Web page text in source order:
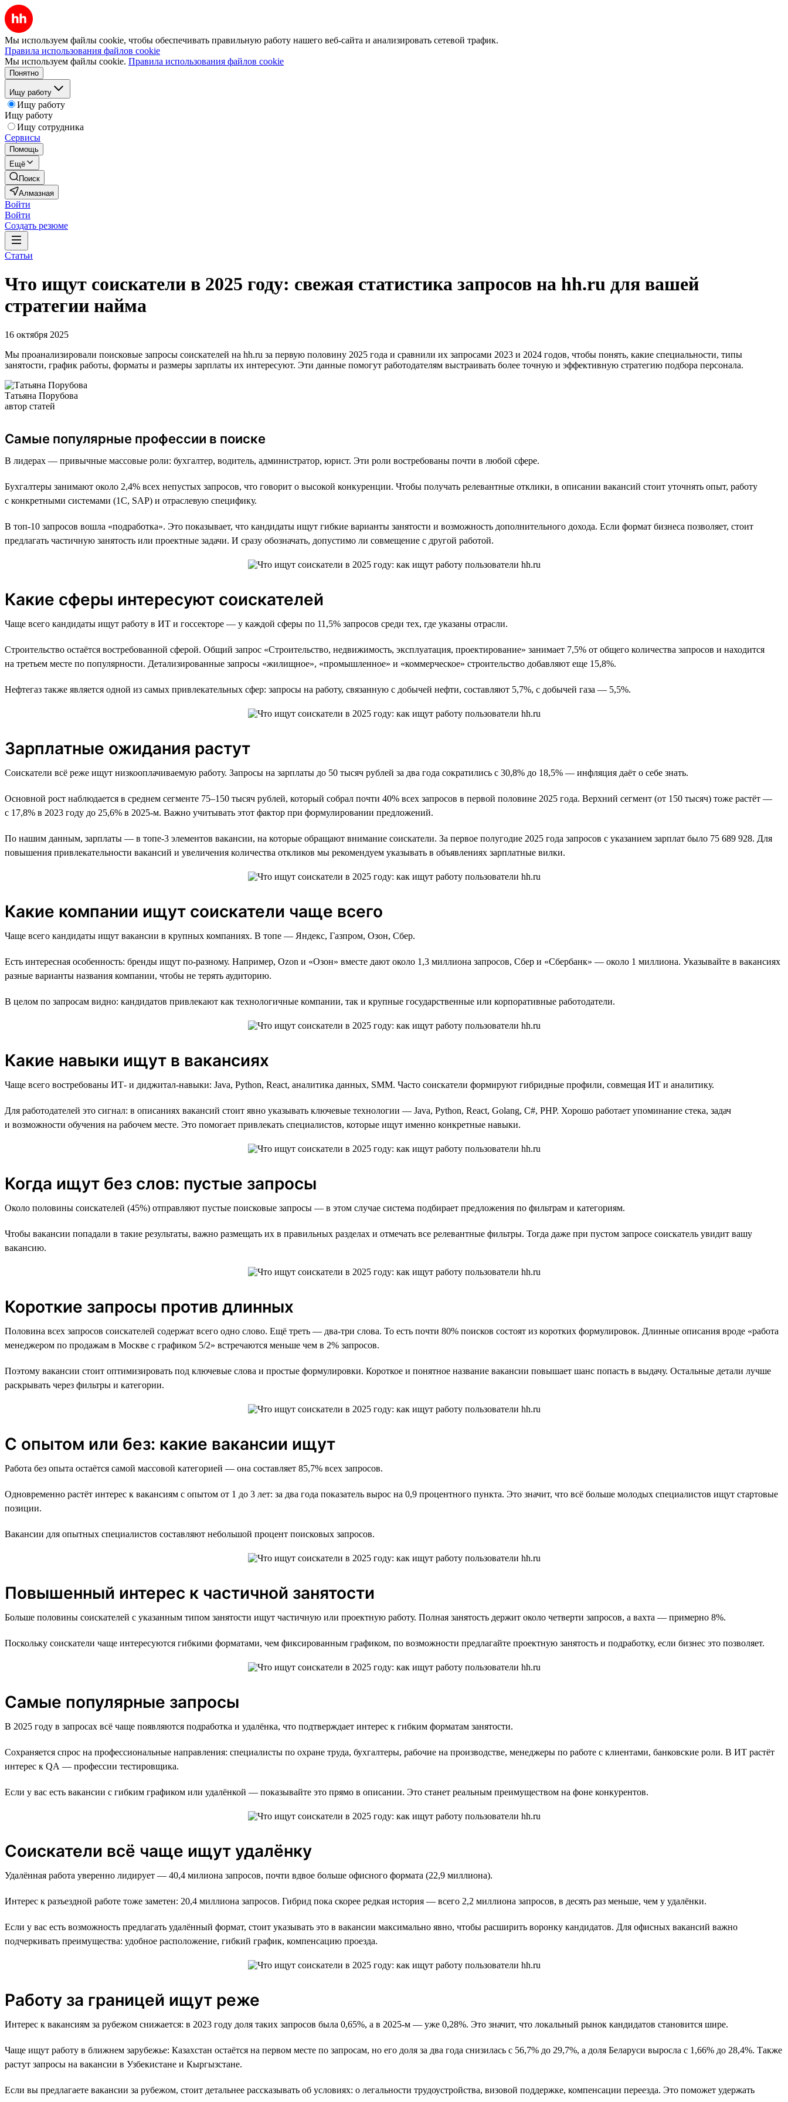
Мы используем файлы cookie, чтобы обеспечивать правильную работу нашего веб-сайта и анализировать сетевой трафик.
Правила использования файлов cookie
Мы используем файлы cookie. Правила использования файлов cookie
Понятно
Ищу работу
Ищу работу
Ищу работу
Ищу сотрудника
Сервисы
Помощь
Ещё
Поиск
Алмазная
Войти
Войти
Создать резюме
Статьи
Что ищут соискатели в 2025 году: свежая статистика запросов на hh.ru для вашей
стратегии найма
16 октября 2025
Мы проанализировали поисковые запросы соискателей на hh.ru за первую половину 2025 года и сравнили их запросами 2023 и 2024 годов, чтобы понять, какие специальности, типы
занятости, график работы, форматы и размеры зарплаты их интересуют. Эти данные помогут работодателям выстраивать более точную и эффективную стратегию подбора персонала.
Татьяна Порубова
автор статей
Самые популярные профессии в поиске
В лидерах — привычные массовые роли: бухгалтер, водитель, администратор, юрист. Эти роли востребованы почти в любой сфере.
Бухгалтеры занимают около 2,4% всех непустых запросов, что говорит о высокой конкуренции. Чтобы получать релевантные отклики, в описании вакансий стоит уточнять опыт, работу
с конкретными системами (1С, SAP) и отраслевую специфику.
В топ-10 запросов вошла «подработка». Это показывает, что кандидаты ищут гибкие варианты занятости и возможность дополнительного дохода. Если формат бизнеса позволяет, стоит
предлагать частичную занятость или проектные задачи. И сразу обозначать, допустимо ли совмещение с другой работой.
Какие сферы интересуют соискателей
Чаще всего кандидаты ищут работу в ИТ и госсекторе — у каждой сферы по 11,5% запросов среди тех, где указаны отрасли.
Строительство остаётся востребованной сферой. Общий запрос «Строительство, недвижимость, эксплуатация, проектирование» занимает 7,5% от общего количества запросов и находится
на третьем месте по популярности. Детализированные запросы «жилищное», «промышленное» и «коммерческое» строительство добавляют еще 15,8%.
Нефтегаз также является одной из самых привлекательных сфер: запросы на работу, связанную с добычей нефти, составляют 5,7%, с добычей газа — 5,5%.
Зарплатные ожидания растут
Соискатели всё реже ищут низкооплачиваемую работу. Запросы на зарплаты до 50 тысяч рублей за два года сократились с 30,8% до 18,5% — инфляция даёт о себе знать.
Основной рост наблюдается в среднем сегменте 75–150 тысяч рублей, который собрал почти 40% всех запросов в первой половине 2025 года. Верхний сегмент (от 150 тысяч) тоже растёт —
с 17,8% в 2023 году до 25,6% в 2025-м. Важно учитывать этот фактор при формулировании предложений.
По нашим данным, зарплаты — в топе-3 элементов вакансии, на которые обращают внимание соискатели. За первое полугодие 2025 года запросов с указанием зарплат было 75 689 928. Для
повышения привлекательности вакансий и увеличения количества откликов мы рекомендуем указывать в объявлениях зарплатные вилки.
Какие компании ищут соискатели чаще всего
Чаще всего кандидаты ищут вакансии в крупных компаниях. В топе — Яндекс, Газпром, Озон, Сбер.
Есть интересная особенность: бренды ищут по-разному. Например, Ozon и «Озон» вместе дают около 1,3 миллиона запросов, Сбер и «Сбербанк» — около 1 миллиона. Указывайте в вакансиях
разные варианты названия компании, чтобы не терять аудиторию.
В целом по запросам видно: кандидатов привлекают как технологичные компании, так и крупные государственные или корпоративные работодатели.
Какие навыки ищут в вакансиях
Чаще всего востребованы ИТ- и диджитал-навыки: Java, Python, React, аналитика данных, SMM. Часто соискатели формируют гибридные профили, совмещая ИТ и аналитику.
Для работодателей это сигнал: в описаниях вакансий стоит явно указывать ключевые технологии — Java, Python, React, Golang, C#, PHP. Хорошо работает упоминание стека, задач
и возможности обучения на рабочем месте. Это помогает привлекать специалистов, которые ищут именно конкретные навыки.
Когда ищут без слов: пустые запросы
Около половины соискателей (45%) отправляют пустые поисковые запросы — в этом случае система подбирает предложения по фильтрам и категориям.
Чтобы вакансии попадали в такие результаты, важно размещать их в правильных разделах и отмечать все релевантные фильтры. Тогда даже при пустом запросе соискатель увидит вашу
вакансию.
Короткие запросы против длинных
Половина всех запросов соискателей содержат всего одно слово. Ещё треть — два-три слова. То есть почти 80% поисков состоят из коротких формулировок. Длинные описания вроде «работа
менеджером по продажам в Москве с графиком 5/2» встречаются меньше чем в 2% запросов.
Поэтому вакансии стоит оптимизировать под ключевые слова и простые формулировки. Короткое и понятное название вакансии повышает шанс попасть в выдачу. Остальные детали лучше
раскрывать через фильтры и категории.
С опытом или без: какие вакансии ищут
Работа без опыта остаётся самой массовой категорией — она составляет 85,7% всех запросов.
Одновременно растёт интерес к вакансиям с опытом от 1 до 3 лет: за два года показатель вырос на 0,9 процентного пункта. Это значит, что всё больше молодых специалистов ищут стартовые
позиции.
Вакансии для опытных специалистов составляют небольшой процент поисковых запросов.
Повышенный интерес к частичной занятости
Больше половины соискателей с указанным типом занятости ищут частичную или проектную работу. Полная занятость держит около четверти запросов, а вахта — примерно 8%.
Поскольку соискатели чаще интересуются гибкими форматами, чем фиксированным графиком, по возможности предлагайте проектную занятость и подработку, если бизнес это позволяет.
Самые популярные запросы
В 2025 году в запросах всё чаще появляются подработка и удалёнка, что подтверждает интерес к гибким форматам занятости.
Сохраняется спрос на профессиональные направления: специалисты по охране труда, бухгалтеры, рабочие на производстве, менеджеры по работе с клиентами, банковские роли. В ИТ растёт
интерес к QA — профессии тестировщика.
Если у вас есть вакансии с гибким графиком или удалёнкой — показывайте это прямо в описании. Это станет реальным преимуществом на фоне конкурентов.
Соискатели всё чаще ищут удалёнку
Удалённая работа уверенно лидирует — 40,4 милиона запросов, почти вдвое больше офисного формата (22,9 миллиона).
Интерес к разъездной работе тоже заметен: 20,4 миллиона запросов. Гибрид пока скорее редкая история — всего 2,2 миллиона запросов, в десять раз меньше, чем у удалёнки.
Если у вас есть возможность предлагать удалённый формат, стоит указывать это в вакансии максимально явно, чтобы расширить воронку кандидатов. Для офисных вакансий важно
подчеркивать преимущества: удобное расположение, гибкий график, компенсацию проезда.
Работу за границей ищут реже
Интерес к вакансиям за рубежом снижается: в 2023 году доля таких запросов была 0,65%, а в 2025-м — уже 0,28%. Это значит, что локальный рынок кандидатов становится шире.
Чаще ищут работу в ближнем зарубежье: Казахстан остаётся на первом месте по запросам, но его доля за два года снизилась с 56,7% до 29,7%, а доля Беларуси выросла с 1,66% до 28,4%. Также
растут запросы на вакансии в Узбекистане и Кыргызстане.
Если вы предлагаете вакансии за рубежом, стоит детальнее рассказывать об условиях: о легальности трудоустройства, визовой поддержке, компенсации переезда. Это поможет удержать